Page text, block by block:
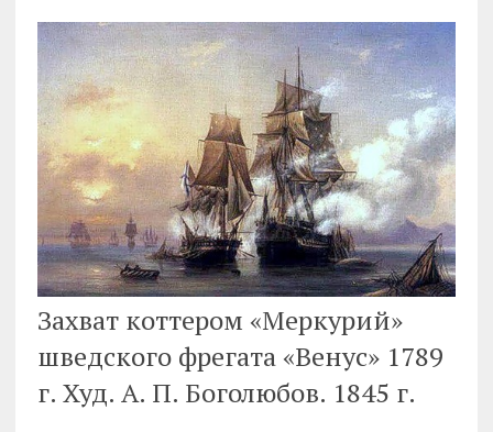
Захват коттером «Меркурий»
шведского фрегата «Венус» 1789
г. Худ. А. П. Боголюбов. 1845 г.